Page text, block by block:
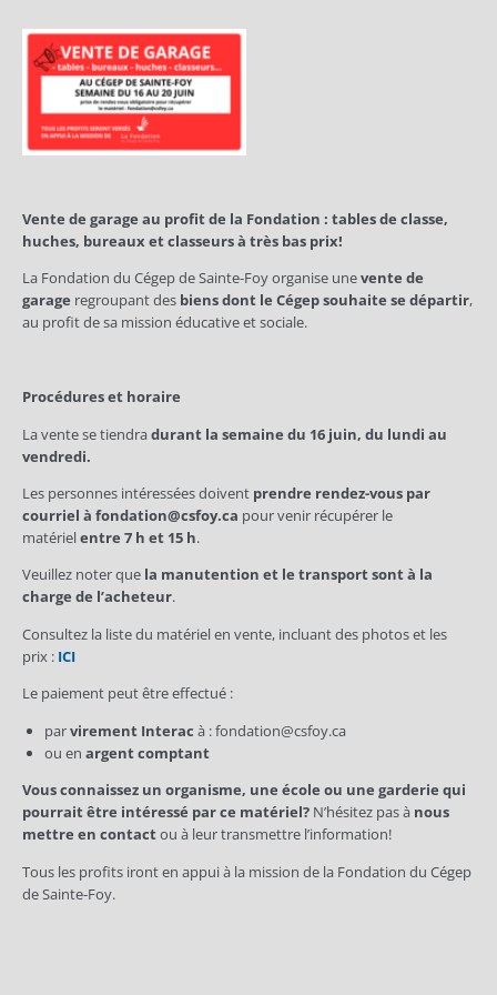
Vente de garage au profit de la Fondation : tables de classe,
huches, bureaux et classeurs à très bas prix!
La Fondation du Cégep de Sainte-Foy organise unevente de
garage regroupant des biens dont le Cégep souhaite se départir,
au profit de sa mission éducative et sociale.
Procédures et horaire
La vente se tiendradurant la semaine du 16 juin, du lundi au
vendredi.
Les personnes intéressées doivent prendre rendez-vous par
courriel à fondation@csfoy.ca pour venir récupérer le
matérielentre 7 h et 15 h.
Veuillez noter que la manutention et le transport sont à la
charge de l’acheteur.
Consultez la liste du matériel en vente, incluant des photos et les
prix : ICI
Le paiement peut être effectué :
parvirement Interac à : fondation@csfoy.ca
ou en argent comptant
Vous connaissez un organisme, une école ou une garderie qui
pourrait être intéressé par ce matériel? N’hésitez pas à nous
mettre en contactou à leur transmettre l’information!
Tous les profits iront en appui à la mission de la Fondation du Cégep
de Sainte-Foy.